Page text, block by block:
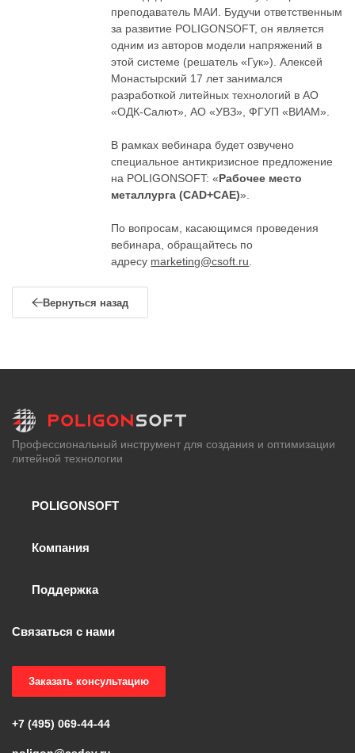
преподаватель МАИ. Будучи ответственным
за развитие POLIGONSOFT, он является
одним из авторов модели напряжений в
этой системе (решатель «Гук»). Алексей
Монастырский 17 лет занимался
разработкой литейных технологий в АО
«ОДК-Салют», АО «УВЗ», ФГУП «ВИАМ».
В рамках вебинара будет озвучено
специальное антикризисное предложение
на POLIGONSOFT: «Рабочее место
металлурга (CAD+CAE)».
По вопросам, касающимся проведения
вебинара, обращайтесь по
адресу marketing@csoft.ru
Вернуться назад
Профессиональный инструмент для создания и оптимизации
литейной технологии
POLIGONSOFT
Компания
Поддержка
Связаться с нами
Заказать консультацию
+7 (495) 069-44-44